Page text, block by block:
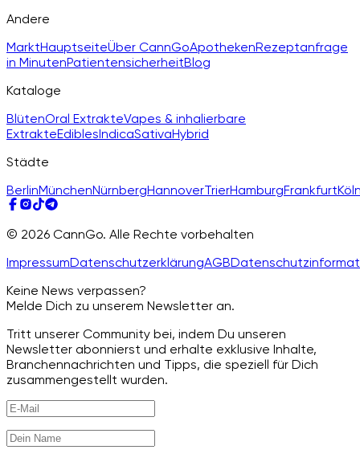
Andere
MarktHauptseiteÜber CannGoApothekenRezeptanfrage
in MinutenPatientensicherheitBlog
Kataloge
BlütenOral ExtrakteVapes & inhalierbare
ExtrakteEdiblesIndicaSativaHybrid
Städte
BerlinMünchenNürnbergHannoverTrierHamburgFrankfurt
© 2026 CannGo. Alle Rechte vorbehalten
ImpressumDatenschutzerklärungAGB
Keine News verpassen?
Melde Dich zu unserem Newsletter an.
Tritt unserer Community bei, indem Du unseren
Newsletter abonnierst und erhalte exklusive Inhalte,
Branchennachrichten und Tipps, die speziell für Dich
zusammengestellt wurden.